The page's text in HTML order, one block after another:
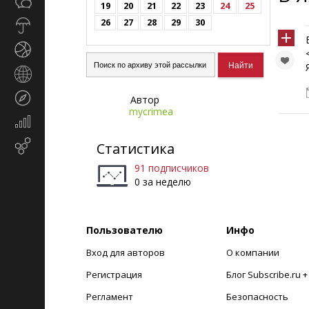
19
20 21 22 23 24
25
26
27 28 29 30
Автор
mycrimea
Статистика
91 подписчиков
0 за неделю
Пользователю
Вход для авторов
Регистрация
Регламент
Инфо
О компании
Блог Subscribe.ru +
Безопасность